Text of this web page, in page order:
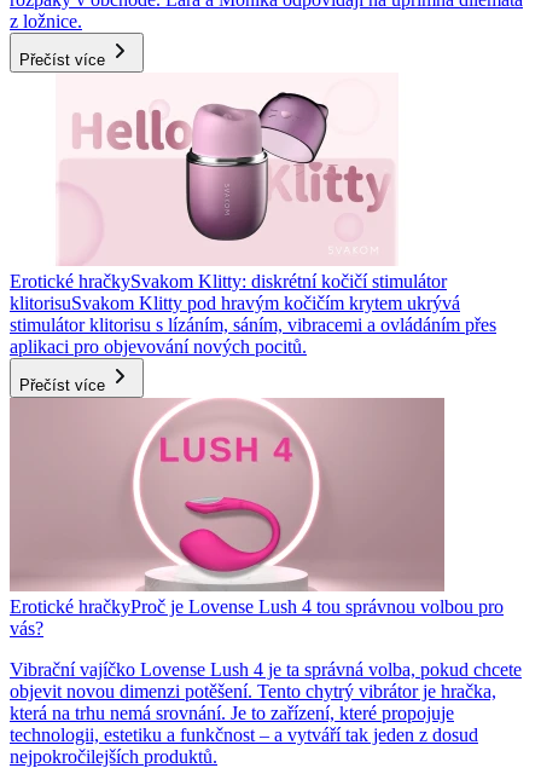
z ložnice.
Přečíst více
Erotické hračkySvakom Klitty: diskrétní kočičí stimulátor
klitorisuSvakom Klitty pod hravým kočičím krytem ukrývá
stimulátor klitorisu s lízáním, sáním, vibracemi a ovládáním přes
aplikaci pro objevování nových pocitů.
Přečíst více
Erotické hračkyProč je Lovense Lush 4 tou správnou volbou pro
vás?
Vibrační vajíčko Lovense Lush 4 je ta správná volba, pokud chcete
objevit novou dimenzi potěšení. Tento chytrý vibrátor je hračka,
která na trhu nemá srovnání. Je to zařízení, které propojuje
technologii, estetiku a funkčnost – a vytváří tak jeden z dosud
nejpokročilejších produktů.